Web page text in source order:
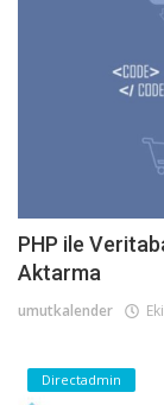
PHP ile
Aktarma
umutkalender
Directadmin